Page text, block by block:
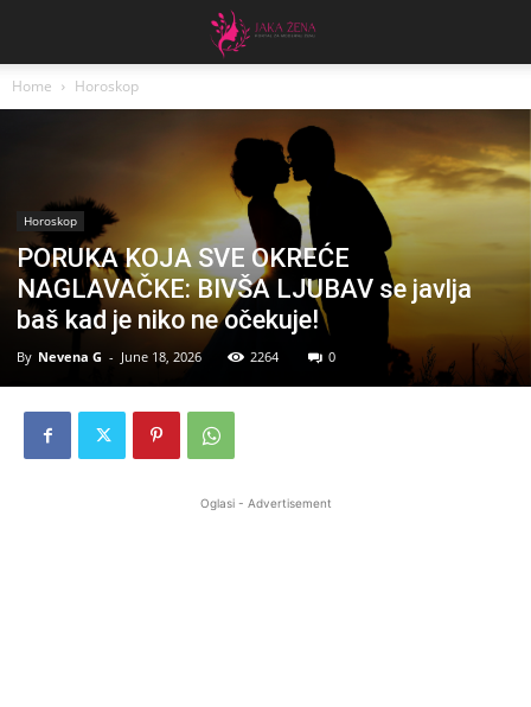
Home Horoskop
Horoskop
PORUKA KOJA SVE OKREĆE
NAGLAVAČKE: BIVŠA LJUBAV se javlja
baš kad je niko ne očekuje!
By Nevena G - June 18, 2026 2264 0
Oglasi - Advertisement